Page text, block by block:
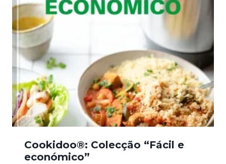
Cookidoo®: Colecção “Fácil e
económico”